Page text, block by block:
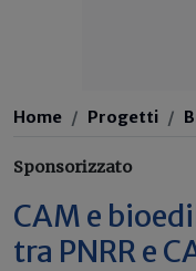
Home Progetti
Sponsorizzato
CAM e
tra PNRR e